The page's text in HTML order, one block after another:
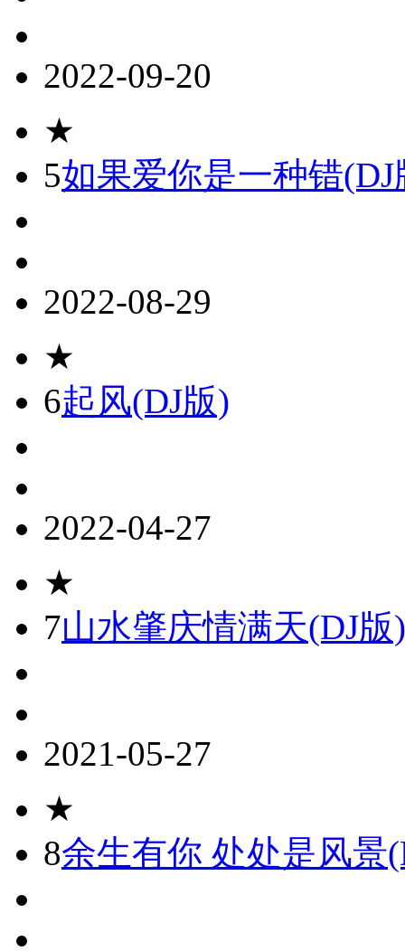
2022-09-20
★
5如果爱你是一种错(DJ
2022-08-29
★
6起风(DJ版)
2022-04-27
★
7山水肇庆情满天(DJ版)
2021-05-27
★
8余生有你 处处是风景